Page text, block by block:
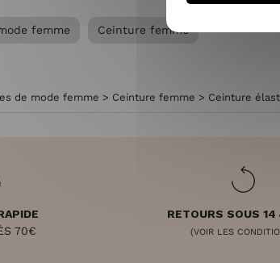
femme Ceinture femme
de mode femme > Ceinture femme > Ceinture
70€
RETOURS SOUS 14
(VOIR LES